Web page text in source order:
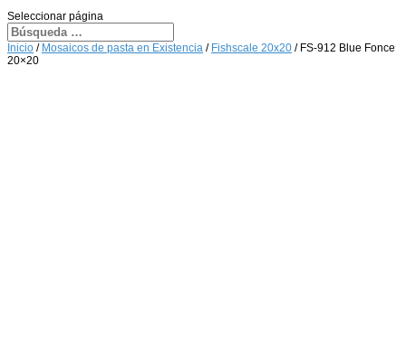
Seleccionar página
Inicio / Mosaicos de pasta en Existencia / Fishscale 20x20 / FS-912 Blue Fonce
20×20